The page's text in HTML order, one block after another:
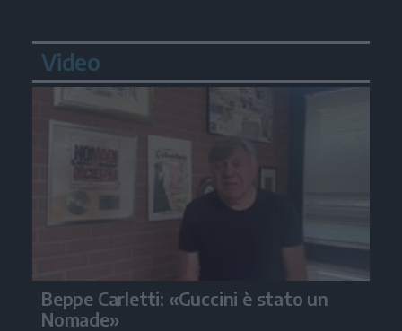
Video
Beppe Carletti: «Guccini è stato un
Nomade»